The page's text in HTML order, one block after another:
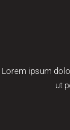
Lorem ipsum
ut